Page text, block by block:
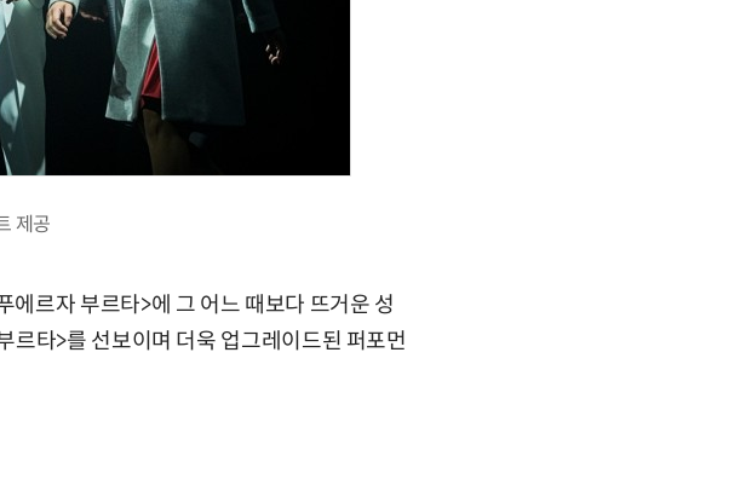
제공
에르자 부르타>에 그 어느 때보다 뜨거운 성
르타>를 선보이며 더욱 업그레이드된 퍼포먼